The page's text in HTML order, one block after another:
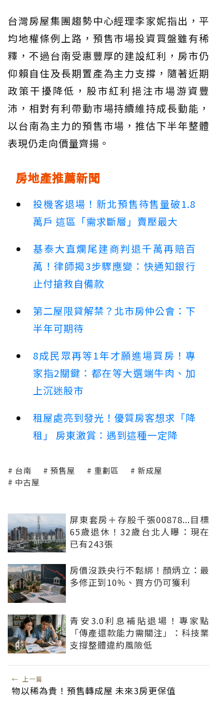
台灣房屋集團趨勢中心經理李家妮指出，平
均地權條例上路，預售市場投資買盤雖有稀
釋，不過台南受惠豐厚的建設紅利，房市仍
仰賴自住及長期置產為主力支撐，隨著近期
政策干擾降低，股市紅利挹注市場游資豐
沛，相對有利帶動市場持續維持成長動能，
以台南為主力的預售市場，推估下半年整體
表現仍走向價量齊揚。
房地產推薦新聞
投機客退場！新北預售待售量破1.8
萬戶 這區「需求斷層」賣壓最大
基泰大直爛尾建商判退千萬再賠百
萬！律師揭3步驟應變：快通知銀行
止付搶救自備款
第二屋限貸解禁？北市房仲公會：下
半年可期待
8成民眾再等1年才願進場買房！專
家指2關鍵：都在等大選端牛肉、加
上沉迷股市
租屋處亮到發光！優質房客想求「降
租」 房東激賞：遇到這種一定降
台南 預售屋 重劃區
新成屋
中古屋
屏東套房＋存股千張00878...目標
65歲退休！32歲台北人曝：現在
已有243張
房價沒跌央行不鬆綁！顏炳立：最
多修正到10%、買方仍可獲利
青安3.0利息補貼退場！專家點
「傳產還款能力需關注」：科技業
支撐整體違約風險低
← 上一篇
物以稀為貴！預售轉成屋 未來3房更保值